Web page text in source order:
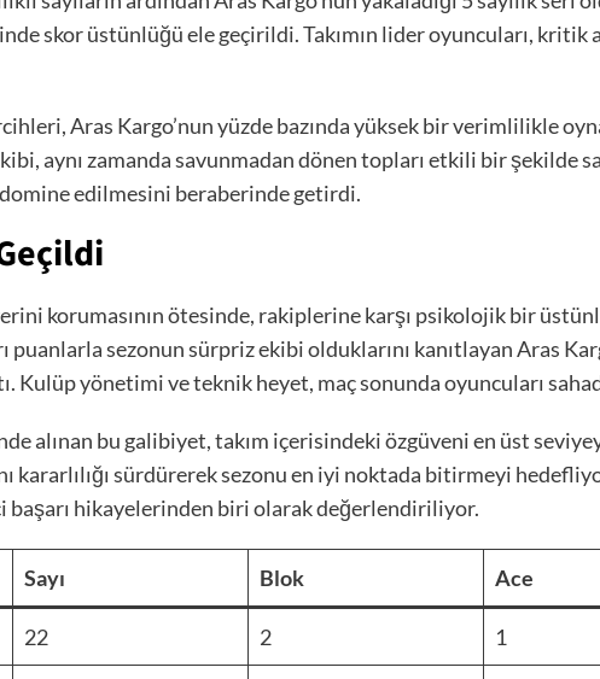
skor üstünlüğü ele geçirildi. Takımın lider oyuncuları,
Aras Kargo’nun yüzde bazında yüksek bir verimlilikle
aynı zamanda savunmadan dönen topları etkili bir şekilde
edilmesini beraberinde getirdi.
korumasının ötesinde, rakiplerine karşı psikolojik bir
puanlarla sezonun sürpriz ekibi olduklarını kanıtlayan Aras
Kulüp yönetimi ve teknik heyet, maç sonunda oyuncuları
alınan bu galibiyet, takım içerisindeki özgüveni en üst
kararlılığı sürdürerek sezonu en iyi noktada bitirmeyi
hikayelerinden biri olarak değerlendiriliyor.
Sayı Blok Ace
22 2 1